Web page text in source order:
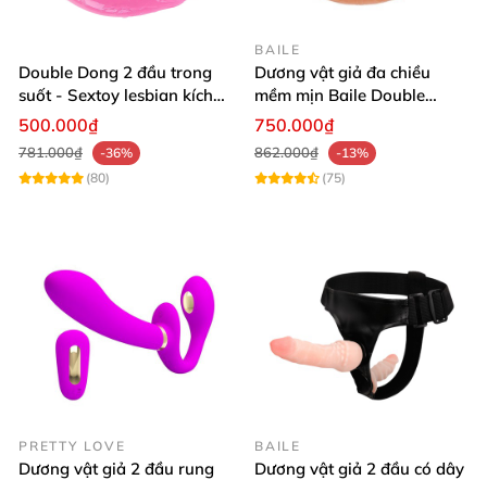
Double Dong 2 đầu trong
suốt - Sextoy lesbian kích
thích cực mạnh
500.000₫
781.000₫
-36%
(80)
BAILE
Dương vật giả đa chiều
mềm mịn Baile Double
Dong 14 cm kích thích
750.000₫
862.000₫
-13%
(75)
PRETTY LOVE
Dương vật giả 2 đầu rung
BAILE
Dương vật giả 2 đầu có dây